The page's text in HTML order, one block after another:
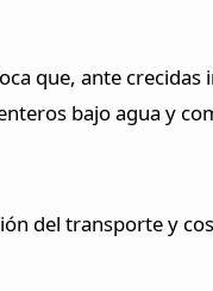
que, ante
bajo agua y
del transporte y